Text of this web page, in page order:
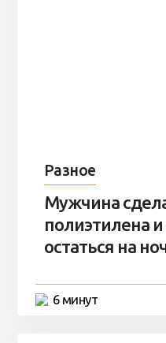
Разное
Мужчина
полиэтилена
остаться на
6 минут